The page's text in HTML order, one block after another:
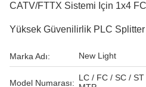
CATV/FTTX Sistemi Için 1x4
Yüksek Güvenilirlik PLC Splitter
Marka Adı: New Light
Model Numarası:
LC / FC / SC /